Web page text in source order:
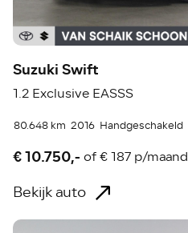
Suzuki Swift
1.2 Exclusive EASSS
80.648 km 2016 Handgeschakeld
€ 10.750,- of€ 187 p/maand
Bekijk auto